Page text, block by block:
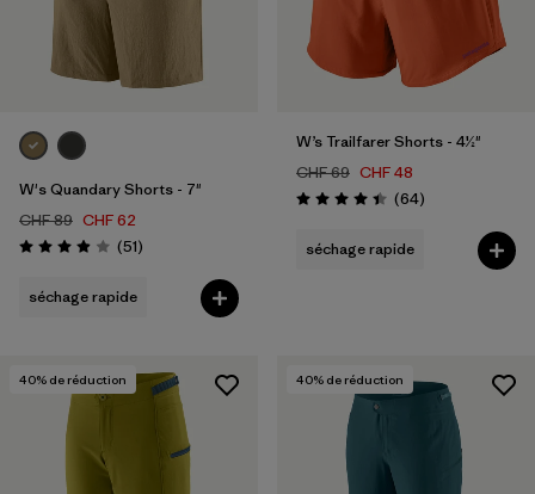
W's Quandary Shorts - 7"
CHF 89 CHF 62
Évaluation: 3.9 / 5
(51Avis
)
séchage rapide
W’s Trailfarer Shorts - 4½"
CHF 69 CHF 48
Évaluation: 4.4 / 5
(64Avis
)
séchage rapide
40% de réduction 40% de réduction